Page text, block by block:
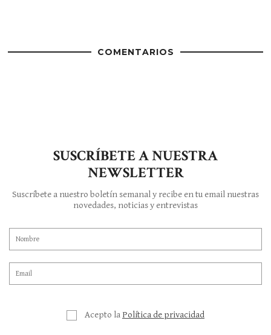
COMENTARIOS
SUSCRÍBETE A NUESTRA
NEWSLETTER
Suscríbete a nuestro boletín semanal y recibe en tu email nuestras
novedades, noticias y entrevistas
Acepto la Política de privacidad